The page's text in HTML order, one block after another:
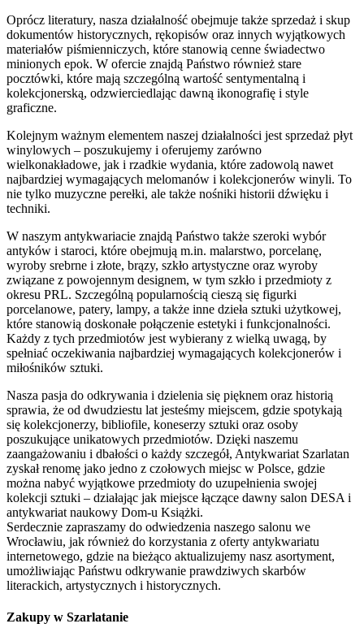
Oprócz literatury, nasza działalność obejmuje także sprzedaż i skup
dokumentów historycznych, rękopisów oraz innych wyjątkowych
materiałów piśmienniczych, które stanowią cenne świadectwo
minionych epok. W ofercie znajdą Państwo również stare
pocztówki, które mają szczególną wartość sentymentalną i
kolekcjonerską, odzwierciedlając dawną ikonografię i style
graficzne.
Kolejnym ważnym elementem naszej działalności jest sprzedaż płyt
winylowych – poszukujemy i oferujemy zarówno
wielkonakładowe, jak i rzadkie wydania, które zadowolą nawet
najbardziej wymagających melomanów i kolekcjonerów winyli. To
nie tylko muzyczne perełki, ale także nośniki historii dźwięku i
techniki.
W naszym antykwariacie znajdą Państwo także szeroki wybór
antyków i staroci, które obejmują m.in. malarstwo, porcelanę,
wyroby srebrne i złote, brązy, szkło artystyczne oraz wyroby
związane z powojennym designem, w tym szkło i przedmioty z
okresu PRL. Szczególną popularnością cieszą się figurki
porcelanowe, patery, lampy, a także inne dzieła sztuki użytkowej,
które stanowią doskonałe połączenie estetyki i funkcjonalności.
Każdy z tych przedmiotów jest wybierany z wielką uwagą, by
spełniać oczekiwania najbardziej wymagających kolekcjonerów i
miłośników sztuki.
Nasza pasja do odkrywania i dzielenia się pięknem oraz historią
sprawia, że od dwudziestu lat jesteśmy miejscem, gdzie spotykają
się kolekcjonerzy, bibliofile, koneserzy sztuki oraz osoby
poszukujące unikatowych przedmiotów. Dzięki naszemu
zaangażowaniu i dbałości o każdy szczegół, Antykwariat Szarlatan
zyskał renomę jako jedno z czołowych miejsc w Polsce, gdzie
można nabyć wyjątkowe przedmioty do uzupełnienia swojej
kolekcji sztuki – działając jak miejsce łączące dawny salon DESA i
antykwariat naukowy Dom-u Książki.
Serdecznie zapraszamy do odwiedzenia naszego salonu we
Wrocławiu, jak również do korzystania z oferty antykwariatu
internetowego, gdzie na bieżąco aktualizujemy nasz asortyment,
umożliwiając Państwu odkrywanie prawdziwych skarbów
literackich, artystycznych i historycznych.
Zakupy w Szarlatanie